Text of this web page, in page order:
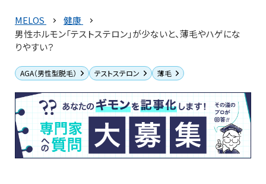
MELOS
健康
男性ホルモン「テストステロン」が少ないと、薄毛やハゲにな
りやすい？
AGA（男性型脱毛） テストステロン 薄毛